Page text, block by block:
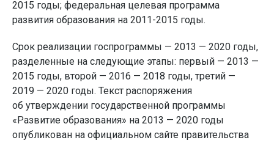
2015 годы; федеральная целевая программа
развития образования на 2011-2015 годы.
Срок реализации госпрограммы — 2013 — 2020 годы,
разделенные на следующие этапы: первый — 2013 —
2015 годы, второй — 2016 — 2018 годы, третий —
2019 — 2020 годы. Текст распоряжения
об утверждении государственной программы
«Развитие образования» на 2013 — 2020 годы
опубликован на официальном сайте правительства